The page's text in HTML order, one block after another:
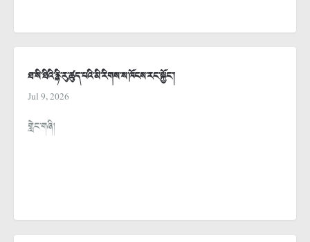
ཐ་སི་ཐིའི་རྙི་རུ་ཚུད་པའི་མི་རིགས་ས་ཁོངས་རང་སྐྱོང་།
Jul 9, 2026
གླེང་གཞི།